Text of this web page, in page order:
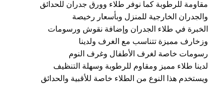
مقاومة للرطوبة كما نوفر طلاء وورق جدران للحدائق
والجدران الخارجية للمنزل وبأسعار رخيصة
الخبرة في طلاء الجدران وإضافة نقوش ورسومات
وزخارف مميزة تتناسب مع الغرف ولدينا
رسومات خاصة لغرف الأطفال وغرف النوم
لدينا طلاء مميز ومقاوم للرطوبة وسهلة التنظيف
ويستخدم هذا النوع من الطلاء خاصة للأقبية والحدائق